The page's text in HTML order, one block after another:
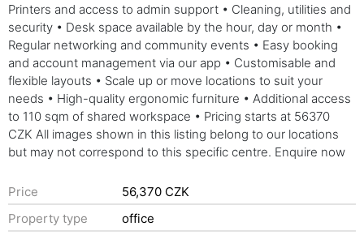
Printers and access to admin support • Cleaning, utilities and
security • Desk space available by the hour, day or month •
Regular networking and community events • Easy booking
and account management via our app • Customisable and
flexible layouts • Scale up or move locations to suit your
needs • High-quality ergonomic furniture • Additional access
to 110 sqm of shared workspace • Pricing starts at 56370
CZK All images shown in this listing belong to our locations
but may not correspond to this specific centre. Enquire now
Price
56,370 CZK
Property type
office